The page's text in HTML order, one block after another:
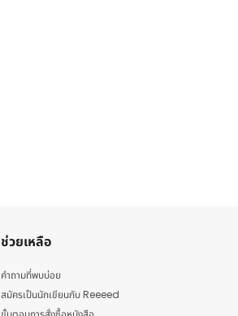
ช่วยเหลือ
คำถามที่พบบ่อย
สมัครเป็นนักเขียนกับ Reeeed